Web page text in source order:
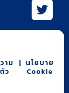
a
c
e
o
k
e
r
a
m
r
าม
ว
| นโยบาย
Cookie